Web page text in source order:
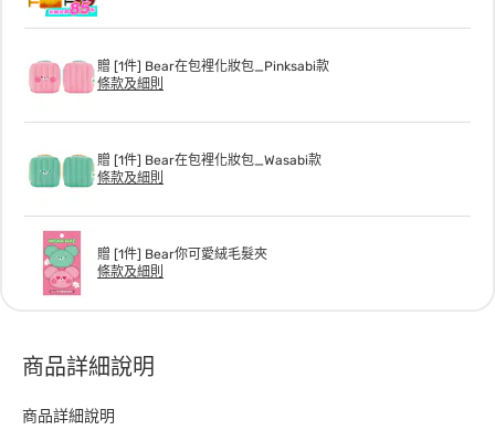
贈 [1件] Bear在包裡化妝包_Pinksabi款
條款及細則
贈 [1件] Bear在包裡化妝包_Wasabi款
條款及細則
贈 [1件] Bear你可愛絨毛髮夾
條款及細則
商品詳細說明
商品詳細說明